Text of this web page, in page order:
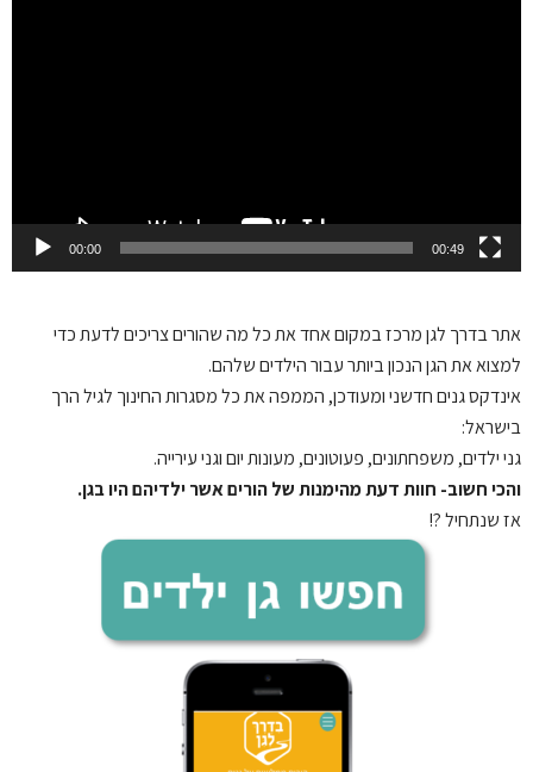
00:00 00:49
אתר בדרך לגןמרכז במקום אחד את כל מה שהורים צריכים לדעת כדי
למצוא את הגן הנכון ביותר עבור הילדים שלהם.
אינדקס גנים חדשני ומעודכן, הממפה את כל מסגרות החינוך לגיל הרך
בישראל:
גני ילדים, משפחתונים, פעוטונים, מעונות יום וגני עירייה.
והכי חשוב- חוות דעת מהימנות של הורים אשר ילדיהם היו בגן.
אז שנתחיל ?!